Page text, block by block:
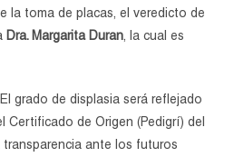
la toma de placas, el veredicto de
Dra. Margarita Duran, la cual es
El grado de displasia será reflejado
Certificado de Origen (Pedigrí) del
transparencia ante los futuros